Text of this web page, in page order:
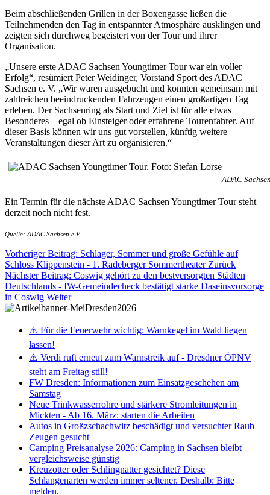
Beim abschließenden Grillen in der Boxengasse ließen die
Teilnehmenden den Tag in entspannter Atmosphäre ausklingen und
zeigten sich durchweg begeistert von der Tour und ihrer
Organisation.
„Unsere erste ADAC Sachsen Youngtimer Tour war ein voller
Erfolg“, resümiert Peter Weidinger, Vorstand Sport des ADAC
Sachsen e. V. „Wir waren ausgebucht und konnten gemeinsam mit
zahlreichen beeindruckenden Fahrzeugen einen großartigen Tag
erleben. Der Sachsenring als Start und Ziel ist für alle etwas
Besonderes – egal ob Einsteiger oder erfahrene Tourenfahrer. Auf
dieser Basis können wir uns gut vorstellen, künftig weitere
Veranstaltungen dieser Art zu organisieren.“
ADAC
Ein Termin für die nächste ADAC Sachsen Youngtimer Tour steht
derzeit noch nicht fest.
Quelle: ADAC Sachsen e.V.
Vorheriger Beitrag: Schlager, Sommer und große Gefühle auf
Schloss Klippenstein - 1. Radeberger Sommertheater Zurück
Nächster Beitrag: Coswig gehört zu den bestversorgten Städten
Deutschlands - IW-Gemeindecheck bestätigt starke Daseinsvorsorge
in Coswig Weiter
⚠️ Für die Feuerwehr wichtig: Warnkegel im Wald liegen
lassen!
⚠️ Verdi ruft erneut zum Warnstreik auf - Dresdner ÖPNV
steht am Freitag still!
FW Dresden: Informationen zum Einsatzgeschehen am
Samstag
Neue Trinkwasserrohre und stärkere Stromleitungen in
Mickten - Ab 16. März: starten die Arbeiten
Autos in Großzschachwitz beschädigt und versuchter Raub –
Zeugen gesucht
Camping Preisanalyse 2026: Camping in Sachsen bleibt
vergleichsweise günstig
Kreuzotter oder Schlingnatter gesichtet? Diese
Schlangenarten werden immer seltener. Deshalb: Bitte
melden.